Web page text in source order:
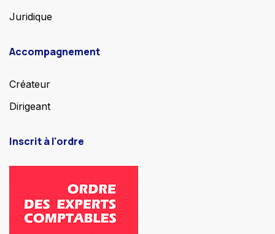
Juridique
Accompagnement
Créateur
Dirigeant
Inscrit à l'ordre